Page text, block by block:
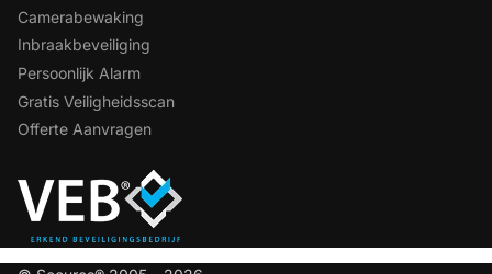
Camerabewaking
Inbraakbeveiliging
Persoonlijk Alarm
Gratis Veiligheidsscan
Offerte Aanvragen